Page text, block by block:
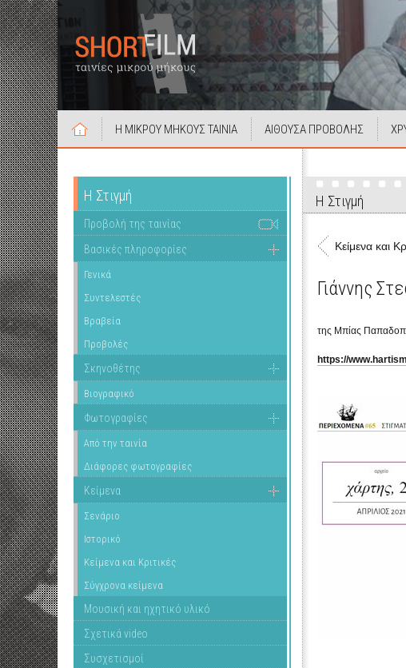
Η ΜΙΚΡΟΥ ΜΗΚΟΥΣ ΤΑΙΝΙΑ ΑΙΘΟΥΣΑ ΠΡΟΒΟΛΗΣ
Η Στιγμή
Προβολή της ταινίας
Βασικές πληροφορίες
Γενικά
Συντελεστές
Βραβεία
Προβολές
Σκηνοθέτης
Βιογραφικό
Φωτογραφίες
Από την ταινία
Διάφορες φωτογραφίες
Κείμενα
Σενάριο
Ιστορικό
Κείμενα και Κριτικές
Σύγχρονα κείμενα
Μουσική και ηχητικό υλικό
Σχετικά video
Συσχετισμοί
Η Στιγμή
Κείμενα και
Γιάννης
της Μπίας
https://